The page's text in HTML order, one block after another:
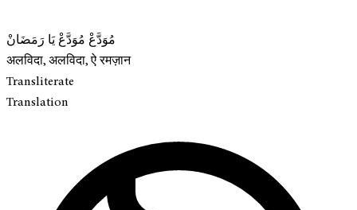
مُوَدَّعْ مُوَدَّعْ يَا رَمَضَانْ
अलविदा, अलविदा, ऐ रमज़ान
Transliterate
Translation